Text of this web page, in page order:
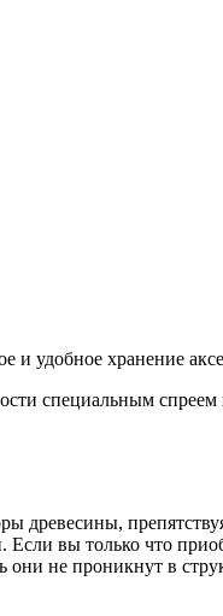
удобное хранение
специальным спреем
древесины,
вы только что
они не проникнут в